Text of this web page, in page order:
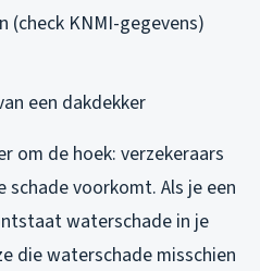
(check KNMI-gegevens)
een dakdekker
om de hoek: verzekeraars
voorkomt. Als je een
waterschade in je
die waterschade misschien